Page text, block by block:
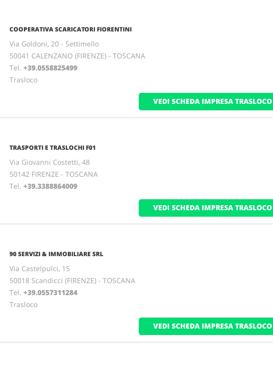
COOPERATIVA SCARICATORI FIORENTINI
Via Goldoni, 20 - Settimello
50041 CALENZANO (FIRENZE) - TOSCANA
Tel. +39.0558825499
Trasloco
VEDI SCHEDA IMPRESA TRASLOCO
TRASPORTI E TRASLOCHI F01
Via Giovanni Costetti, 48
50142 FIRENZE - TOSCANA
Tel. +39.3388864009
VEDI SCHEDA IMPRESA TRASLOCO
90 SERVIZI & IMMOBILIARE SRL
Via Castelpulci, 15
50018 Scandicci (FIRENZE) - TOSCANA
Tel. +39.0557311284
Trasloco
VEDI SCHEDA IMPRESA TRASLOCO